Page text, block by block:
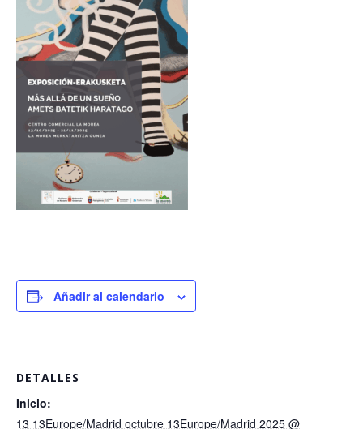
Añadir al calendario
DETALLES
Inicio:
13 13Europe/Madrid octubre 13Europe/Madrid 2025 @